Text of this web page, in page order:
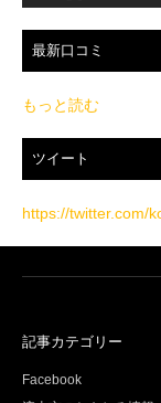
最新口コミ
もっと読む
ツイート
https://twitter.com/
記事カテゴリー
Facebook